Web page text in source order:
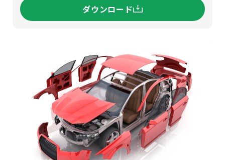
ダウンロード